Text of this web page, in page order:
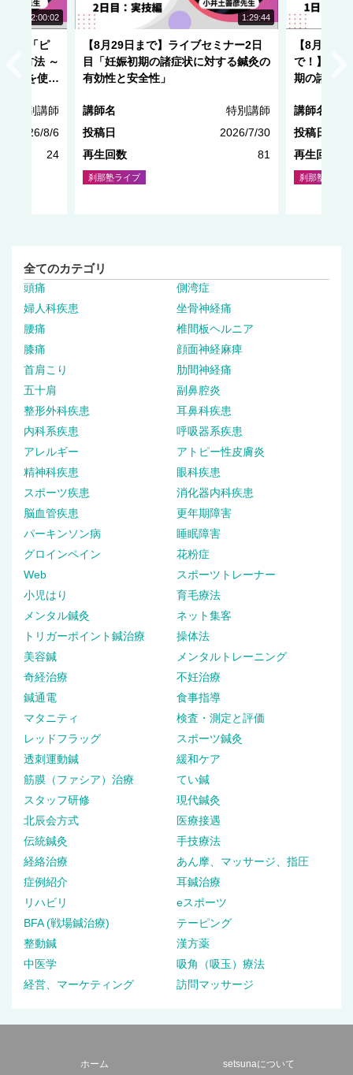
2:00:02
ナー「ピ
す方法 ～
ードを使い
特別講師
2026/8/6
24
1:29:44
NEW
【8月29日まで】ライブセミナー2日
目「妊娠初期の諸症状に対する鍼灸の
有効性と安全性」
講師名
特別講師
投稿日
2026/7/30
再生回数
81
刹那塾ライブ
NEW
【8月29
で！】ライ
期の諸症状
講師名
投稿日
再生回数
刹那塾ライブ
全てのカテゴリ
頭痛
側湾症
婦人科疾患
坐骨神経痛
腰痛
椎間板ヘルニア
膝痛
顔面神経麻痺
首肩こり
肋間神経痛
五十肩
副鼻腔炎
整形外科疾患
耳鼻科疾患
内科系疾患
呼吸器系疾患
アレルギー
アトピー性皮膚炎
精神科疾患
眼科疾患
スポーツ疾患
消化器内科疾患
脳血管疾患
更年期障害
パーキンソン病
睡眠障害
グロインペイン
花粉症
Web
スポーツトレーナー
小児はり
育毛療法
メンタル鍼灸
ネット集客
トリガーポイント鍼治療
操体法
美容鍼
メンタルトレーニング
奇経治療
不妊治療
鍼通電
食事指導
マタニティ
検査・測定と評価
レッドフラッグ
スポーツ鍼灸
透刺運動鍼
緩和ケア
筋膜（ファシア）治療
てい鍼
スタッフ研修
現代鍼灸
北辰会方式
医療接遇
伝統鍼灸
手技療法
経絡治療
あん摩、マッサージ、指圧
症例紹介
耳鍼治療
リハビリ
eスポーツ
BFA (戦場鍼治療)
テーピング
整動鍼
漢方薬
中医学
吸角（吸玉）療法
経営、マーケティング
訪問マッサージ
ホーム setsunaについて